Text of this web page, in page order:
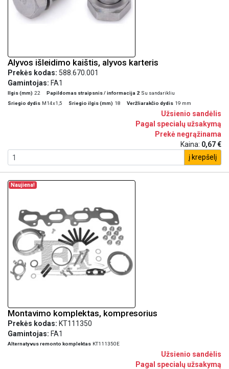
Alyvos išleidimo kaištis, alyvos karteris
Prekės kodas: 588.670.001
Gamintojas: FA1
Ilgis (mm) 22 Papildomas straipsnis / informacija 2 Su sandarikliu
Sriegio dydis M14x1,5 Sriegio ilgis (mm) 18 Veržliarakčio dydis 19 mm
Užsienio sandėlis
Pagal specialų užsakymą
Prekė negrąžinama
Kaina: 0,67 €
į krepšelį
Naujiena!
Montavimo komplektas, kompresorius
Prekės kodas: KT111350
Gamintojas: FA1
Alternatyvus remonto komplektas KT111350E
Užsienio sandėlis
Pagal specialų užsakymą